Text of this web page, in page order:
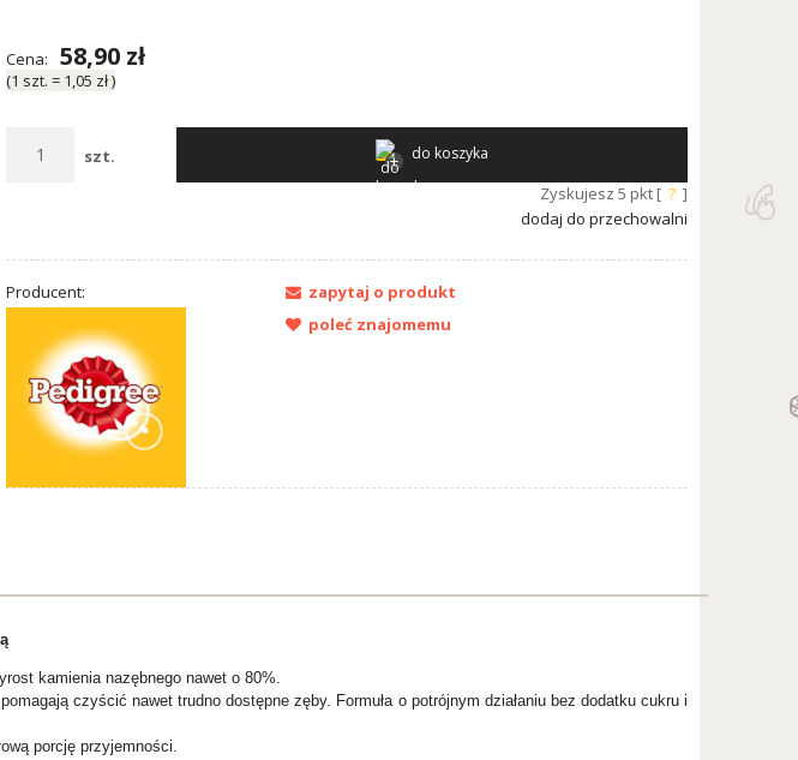
Cena: 58,90 zł
(1 szt. = 1,05 zł)
szt. do koszyka
Zyskujesz 5 pkt [ ? ]
dodaj do przechowalni
Producent:
zapytaj o produkt
poleć znajomemu
kamienia nazębnego nawet o 80%.
czyścić nawet trudno dostępne zęby. Formuła o potrójnym działaniu bez dodatku cukru i
porcję przyjemności.